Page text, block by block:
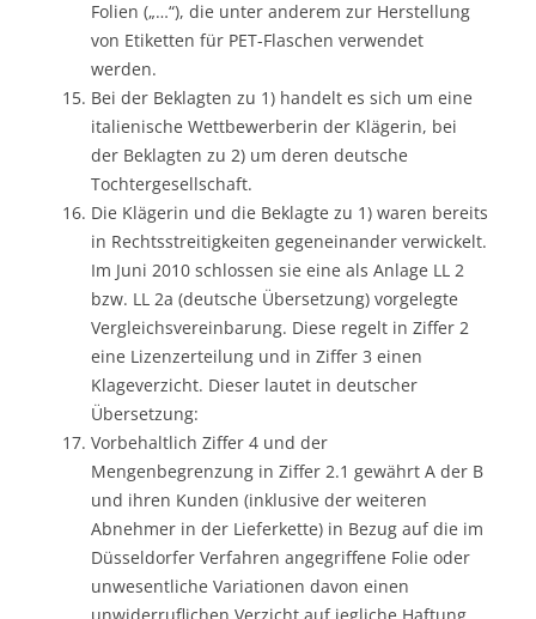
Folien („…“), die unter anderem zur Herstellung
von Etiketten für PET-Flaschen verwendet
werden.
Bei der Beklagten zu 1) handelt es sich um eine
italienische Wettbewerberin der Klägerin, bei
der Beklagten zu 2) um deren deutsche
Tochtergesellschaft.
Die Klägerin und die Beklagte zu 1) waren bereits
in Rechtsstreitigkeiten gegeneinander verwickelt.
Im Juni 2010 schlossen sie eine als Anlage LL 2
bzw. LL 2a (deutsche Übersetzung) vorgelegte
Vergleichsvereinbarung. Diese regelt in Ziffer 2
eine Lizenzerteilung und in Ziffer 3 einen
Klageverzicht. Dieser lautet in deutscher
Übersetzung:
Vorbehaltlich Ziffer 4 und der
Mengenbegrenzung in Ziffer 2.1 gewährt A der B
und ihren Kunden (inklusive der weiteren
Abnehmer in der Lieferkette) in Bezug auf die im
Düsseldorfer Verfahren angegriffene Folie oder
unwesentliche Variationen davon einen
unwiderruflichen Verzicht auf jegliche Haftung